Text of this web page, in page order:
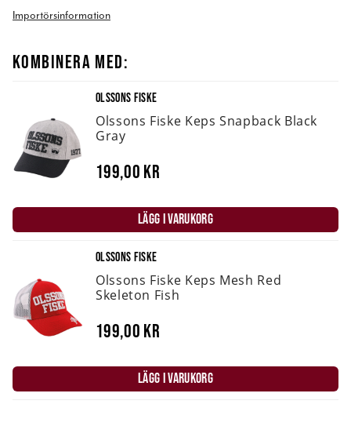
Importörsinformation
KOMBINERA MED:
OLSSONS FISKE
Olssons Fiske Keps Snapback Black
Gray
199,00 kr
LÄGG I VARUKORG
OLSSONS FISKE
Olssons Fiske Keps Mesh Red
Skeleton Fish
199,00 kr
LÄGG I VARUKORG